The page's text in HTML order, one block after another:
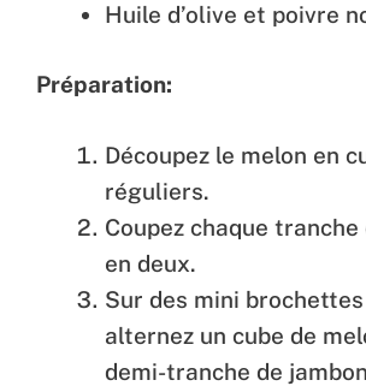
Huile d’olive et poivre
Préparation:
Découpez le melon en
réguliers.
Coupez chaque tranche
en deux.
Sur des mini
alternez un cube de
demi-tranche de